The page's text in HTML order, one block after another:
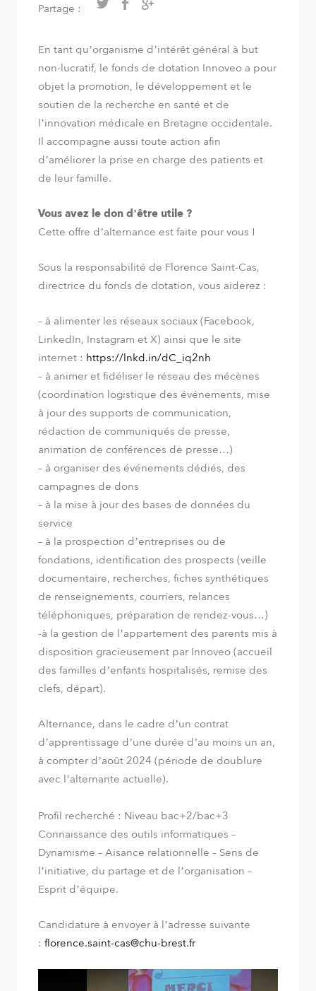
Partage :
En tant qu’organisme d’intérêt général à but
non-lucratif, le fonds de dotation Innoveo a pour
objet la promotion, le développement et le
soutien de la recherche en santé et de
l’innovation médicale en Bretagne occidentale.
Il accompagne aussi toute action afin
d’améliorer la prise en charge des patients et
de leur famille.
Vous avez le don d’être utile ?
Cette offre d’alternance est faite pour vous !
Sous la responsabilité de Florence Saint-Cas,
directrice du fonds de dotation, vous aiderez :
– à alimenter les réseaux sociaux (Facebook,
LinkedIn, Instagram et X) ainsi que le site
internet : https://lnkd.in/dC_iq2nh
– à animer et fidéliser le réseau des mécènes
(coordination logistique des événements, mise
à jour des supports de communication,
rédaction de communiqués de presse,
animation de conférences de presse…)
– à organiser des événements dédiés, des
campagnes de dons
– à la mise à jour des bases de données du
service
– à la prospection d’entreprises ou de
fondations, identification des prospects (veille
documentaire, recherches, fiches synthétiques
de renseignements, courriers, relances
téléphoniques, préparation de rendez-vous…)
-à la gestion de l’appartement des parents mis à
disposition gracieusement par Innoveo (accueil
des familles d’enfants hospitalisés, remise des
clefs, départ).
Alternance, dans le cadre d’un contrat
d’apprentissage d’une durée d’au moins un an,
à compter d’août 2024 (période de doublure
avec l’alternante actuelle).
Profil recherché : Niveau bac+2/bac+3
Connaissance des outils informatiques –
Dynamisme – Aisance relationnelle – Sens de
l’initiative, du partage et de l’organisation –
Esprit d’équipe.
Candidature à envoyer à l’adresse suivante
: florence.saint-cas@chu-brest.fr